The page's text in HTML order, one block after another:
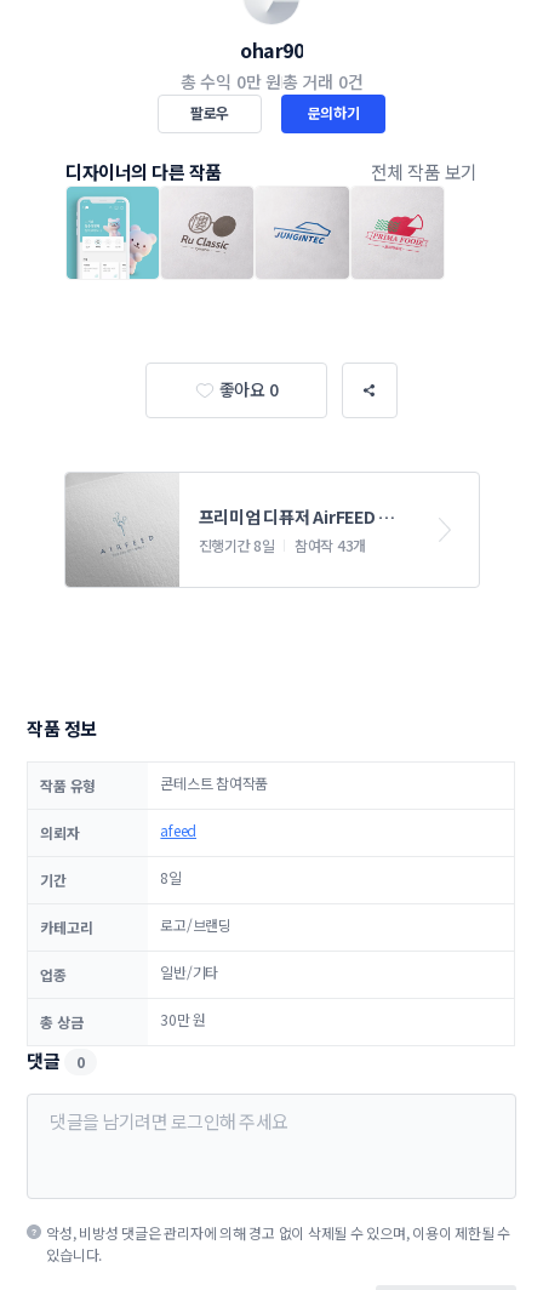
ohar90
총 수익 0만 원총 거래 0건
팔로우 문의하기
디자이너의 다른 작품 전체 작품 보기
좋아요 0
프리미엄 디퓨저 AirFEED 로고
제작 의뢰
진행기간 8일 참여작 43개
작품 정보
작품 유형 콘테스트 참여작품
의뢰자 afeed
기간 8일
카테고리 로고/브랜딩
업종 일반/기타
총 상금 30만 원
댓글 0
악성, 비방성 댓글은 관리자에 의해 경고 없이 삭제될 수 있으며, 이용이 제한될 수
있습니다.